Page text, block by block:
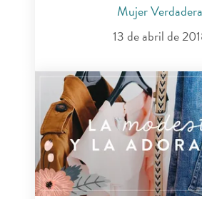
Mujer Verdadera
13 de abril de